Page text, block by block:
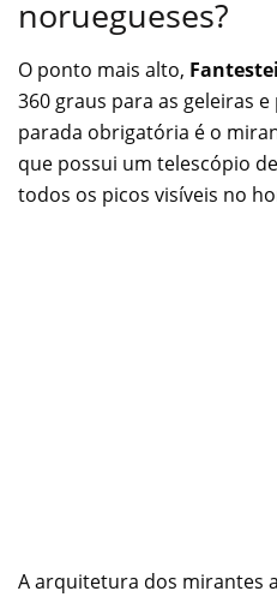
noruegueses?
O ponto mais alto,
360 graus para as geleiras
parada obrigatória é o
que possui um telescópio
todos os picos visíveis no
A arquitetura dos mirantes